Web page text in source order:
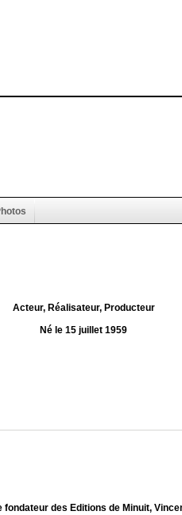
Acteur, Réalisateur, Producteur
Né le 15 juillet 1959
des Editions de Minuit,